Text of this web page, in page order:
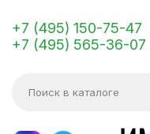
+7 (495) 150-75-47
+7 (495) 565-36-07